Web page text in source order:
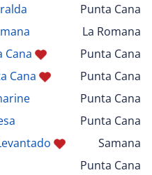
Punta Cana
La Romana
Cana
Punta Cana
Cana
Punta Cana
Punta Cana
Punta Cana
Samana
Punta Cana